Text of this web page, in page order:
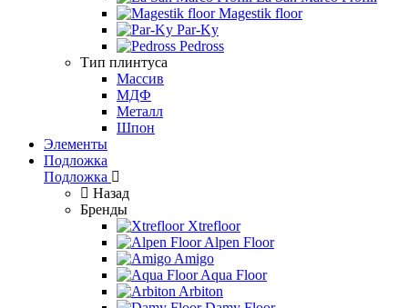
Magestik floor
Par-Ky
Pedross
Тип плинтуса
Массив
МДФ
Металл
Шпон
Элементы
Подложка
Подложка
Назад
Бренды
Xtrefloor
Alpen Floor
Amigo
Aqua Floor
Arbiton